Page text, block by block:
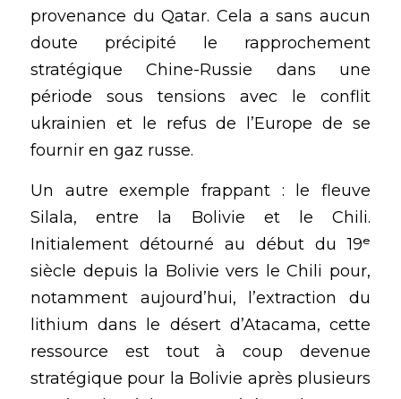
provenance du Qatar. Cela a sans aucun
doute précipité le rapprochement
stratégique Chine-Russie dans une
période sous tensions avec le conflit
ukrainien et le refus de l’Europe de se
fournir en gaz russe.
Un autre exemple frappant : le fleuve
Silala, entre la Bolivie et le Chili.
Initialement détourné au début du 19ᵉ
siècle depuis la Bolivie vers le Chili pour,
notamment aujourd’hui, l’extraction du
lithium dans le désert d’Atacama, cette
ressource est tout à coup devenue
stratégique pour la Bolivie après plusieurs